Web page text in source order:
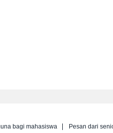
bagi mahasiswa Pesan dari